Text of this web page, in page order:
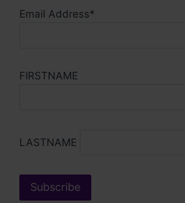
Email Address*
FIRSTNAME
LASTNAME